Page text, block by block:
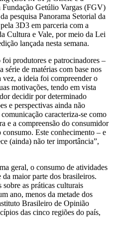
Fundação Getúlio Vargas (FGV)
pesquisa Panorama Setorial da
3D3 em parceria com a
Cultura e Vale, por meio da Lei
lançada nesta semana.
produtores e patrocinadores –
série de matérias com base nos
vez, a ideia foi compreender o
motivações, tendo em vista
decidir por determinado
e perspectivas ainda não
caracteriza-se como
e a compreensão do consumidor
Este conhecimento – e
(ainda) não ter importância”,
geral, o consumo de atividades
maior parte dos brasileiros.
as práticas culturais
ano, menos da metade dos
Brasileiro de Opinião
das cinco regiões do país,